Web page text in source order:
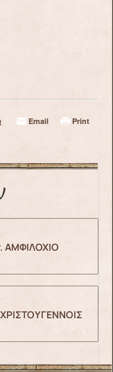
Email Print
ΑΜΦΙΛΟΧΙΟ
ΧΡΙΣΤΟΥΓΕΝΝΟΙΣ